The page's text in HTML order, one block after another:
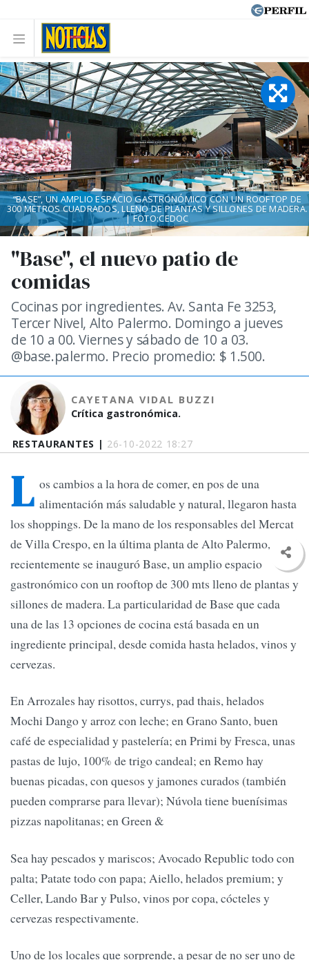
RESTAURANTES | 26-10-2022 18:27
"Base", el nuevo patio de
comidas
Cocinas por ingredientes. Av. Santa Fe 3253,
Tercer Nivel, Alto Palermo. Domingo a jueves
de 10 a 00. Viernes y sábado de 10 a 03.
@base.palermo. Precio promedio: $ 1.500.
CAYETANA VIDAL BUZZI
Crítica gastronómica.
“BASE”, UN AMPLIO ESPACIO GASTRONÓMICO CON UN ROOFTOP DE
300 METROS CUADRADOS, LLENO DE PLANTAS Y SILLONES DE MADERA.
| FOTO:CEDOC
L os cambios a la hora de comer, en pos de una
alimentación más saludable y natural, llegaron hasta
los shoppings. De la mano de los responsables del Mercat
de Villa Crespo, en la última planta de Alto Palermo,
recientemente se inauguró Base, un amplio espacio
gastronómico con un rooftop de 300 mts lleno de plantas y
sillones de madera. La particularidad de Base que cada
una de las 13 opciones de cocina está basada en un
ingrediente principal, desde comida hasta helados, vinos y
cervezas.
En Arrozales hay risottos, currys, pad thais, helados
Mochi Dango y arroz con leche; en Grano Santo, buen
café de especialidad y pastelería; en Primi by Fresca, unas
pastas de lujo, 100% de trigo candeal; en Remo hay
buenas picadas, con quesos y jamones curados (también
pueden comprarse para llevar); Núvola tiene buenísimas
pizzas napolitanas; en Green &
Sea hay pescados y mariscos; Avocado Republic todo con
palta; Patate todo con papa; Aiello, helados premium; y
Celler, Lando Bar y Pulso, vinos por copa, cócteles y
cervezas respectivamente.
Uno de los locales que sorprende, a pesar de no ser uno de